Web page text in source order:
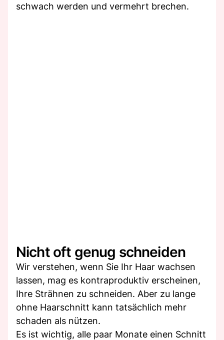
schwach werden und vermehrt brechen.
Nicht oft genug schneiden
Wir verstehen, wenn Sie Ihr Haar wachsen
lassen, mag es kontraproduktiv erscheinen,
Ihre Strähnen zu schneiden. Aber zu lange
ohne Haarschnitt kann tatsächlich mehr
schaden als nützen.
Es ist wichtig, alle paar Monate einen Schnitt